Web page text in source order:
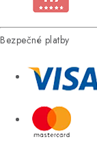
Bezpečné platby